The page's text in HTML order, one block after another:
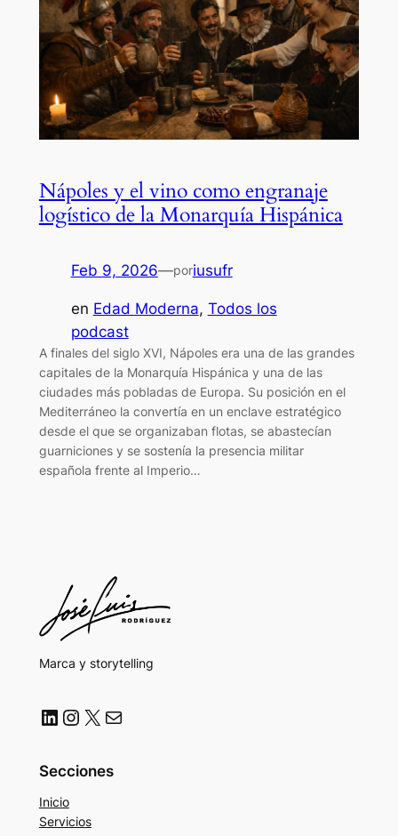
Nápoles y el vino como engranaje
logístico de la Monarquía Hispánica
Feb 9, 2026—poriusufr
en Edad Moderna, Todos los
podcast
A finales del siglo XVI, Nápoles era una de las grandes
capitales de la Monarquía Hispánica y una de las
ciudades más pobladas de Europa. Su posición en el
Mediterráneo la convertía en un enclave estratégico
desde el que se organizaban flotas, se abastecían
guarniciones y se sostenía la presencia militar
española frente al Imperio…
Marca y storytelling
LinkedIn Instagram X Correo electrónico
Secciones
Inicio
Servicios